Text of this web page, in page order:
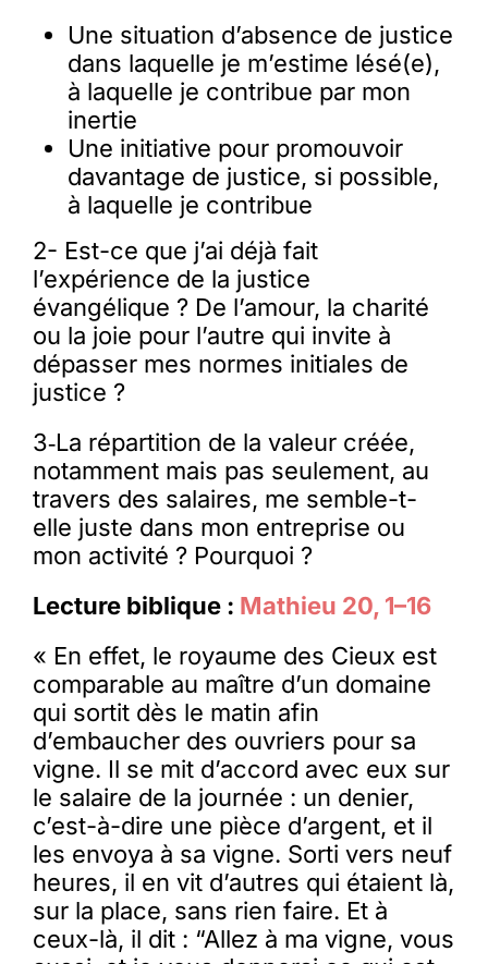
Une situation d’absence de justice
dans laquelle je m’estime lésé(e),
à laquelle je contribue par mon
inertie
Une initiative pour promouvoir
davantage de justice, si possible,
à laquelle je contribue
2- Est-ce que j’ai déjà fait
l’expérience de la justice
évangélique ? De l’amour, la charité
ou la joie pour l’autre qui invite à
dépasser mes normes initiales de
justice ?
3‑La répartition de la valeur créée,
notamment mais pas seulement, au
travers des salaires, me semble-t-
elle juste dans mon entreprise ou
mon activité ? Pourquoi ?
Lecture biblique : Mathieu 20, 1–16
« En effet, le royaume des Cieux est
comparable au maître d’un domaine
qui sortit dès le matin afin
d’embaucher des ouvriers pour sa
vigne. Il se mit d’accord avec eux sur
le salaire de la journée : un denier,
c’est-à-dire une pièce d’argent, et il
les envoya à sa vigne. Sorti vers neuf
heures, il en vit d’autres qui étaient là,
sur la place, sans rien faire. Et à
ceux-là, il dit : “Allez à ma vigne, vous